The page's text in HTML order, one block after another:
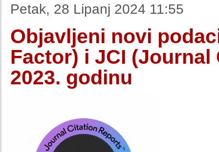
Petak, 28 Lipanj 2024 11:55
Objavljeni novi
Factor) i JCI
2023. godinu